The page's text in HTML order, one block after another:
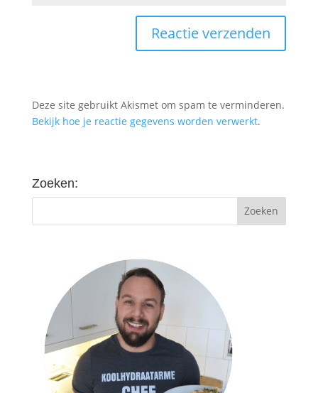
Deze site gebruikt Akismet om spam te verminderen.
Bekijk hoe je reactie gegevens worden verwerkt.
Zoeken: